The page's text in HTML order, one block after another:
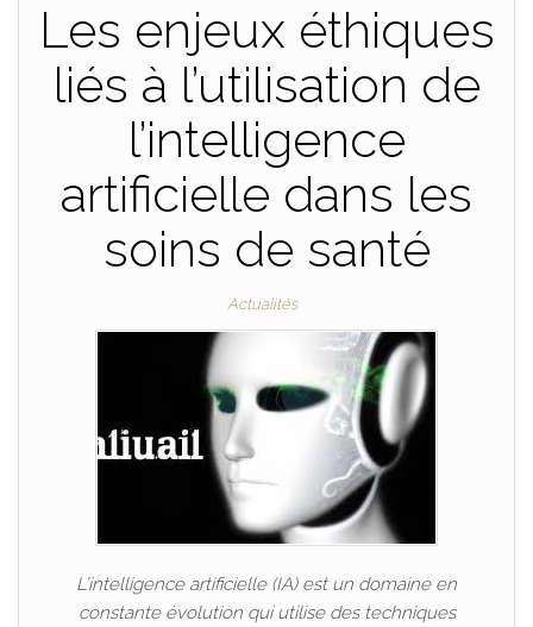
Les enjeux éthiques
liés à l’utilisation de
l’intelligence
artificielle dans les
soins de santé
Actualités
L’intelligence artificielle (IA) est un domaine en
constante évolution qui utilise des techniques